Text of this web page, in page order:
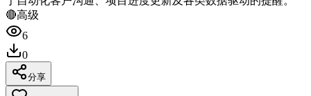
🔴高级
6
0
分享